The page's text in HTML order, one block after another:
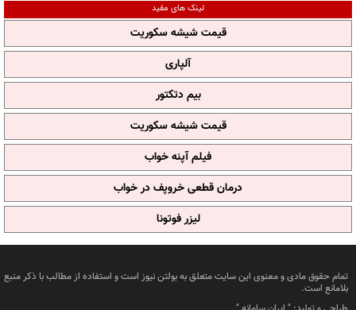
لینک های مفید
قیمت شیشه سکوریت
آلپاری
بیم دتکتور
قیمت شیشه سکوریت
فیلم آپنه خواب
درمان قطعی خروپف در خواب
لیزر فوتونا
تمام حقوق مادی و معنوی این سایت متعلق به بولتن نیوز است و استفاده از مطالب با ذکر منبع
بلامانع است.